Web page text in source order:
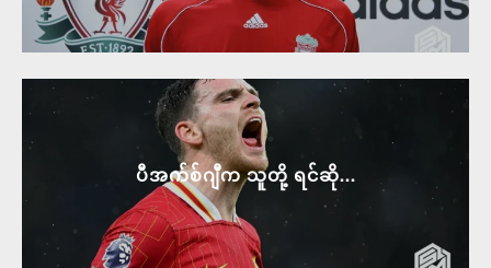
ပီအက်စ်ဂျီက သူတို့ ရင်ဆို...